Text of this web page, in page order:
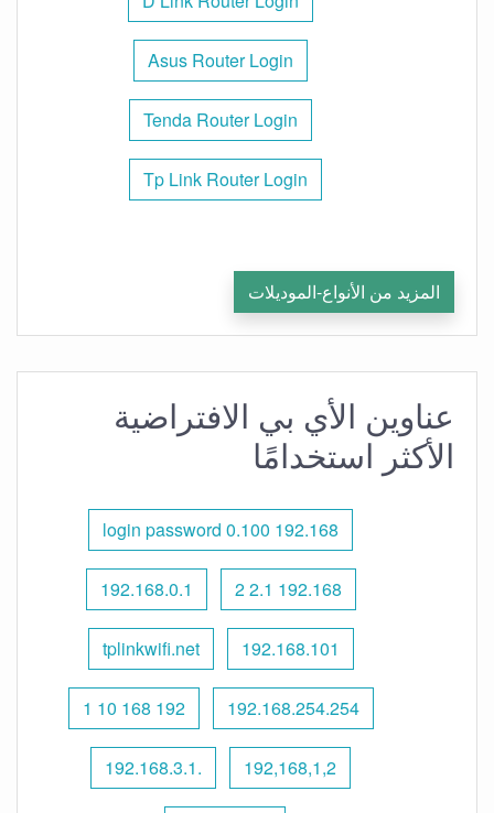
Asus Router Login
Tenda Router Login
Tp Link Router Login
المزيد من الأنواع-الموديلات
عناوين الأي بي الافتراضية
الأكثر استخدامًا
192.168 0.100 login password
192.168 2.1 2
192.168.0.1
192.168.101
tplinkwifi.net
192.168.254.254
192 168 10 1
192,168,1,2
.192.168.3.1